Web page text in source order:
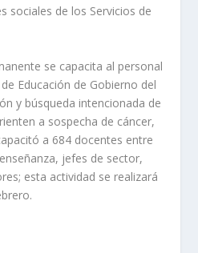
sociales de los Servicios de
se capacita al personal
Educación de Gobierno del
y búsqueda intencionada de
a sospecha de cáncer,
a 684 docentes entre
jefes de sector,
esta actividad se realizará